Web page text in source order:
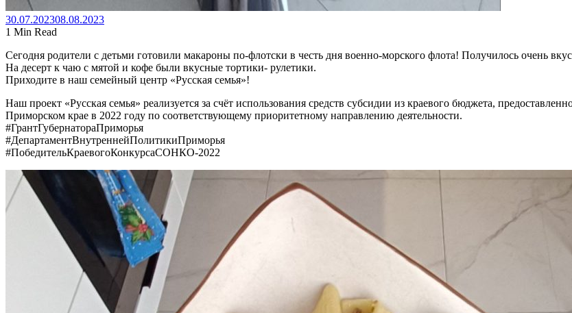
30.07.202308.08.2023
1 Min Read
Сегодня родители с детьми готовили макароны по-флотски в честь дня военно-морского флота! Получилось очень
На десерт к чаю с мятой и кофе были вкусные тортики- рулетики.
Приходите в наш семейный центр «Русская семья»!
Наш проект «Русская семья» реализуется за счёт использования средств субсидии из краевого бюджета,
Приморском крае в 2022 году по соответствующему приоритетному направлению деятельности.
#ГрантГубернатораПриморья
#ДепартаментВнутреннейПолитикиПриморья
#ПобедительКраевогоКонкурсаСОНКО-2022